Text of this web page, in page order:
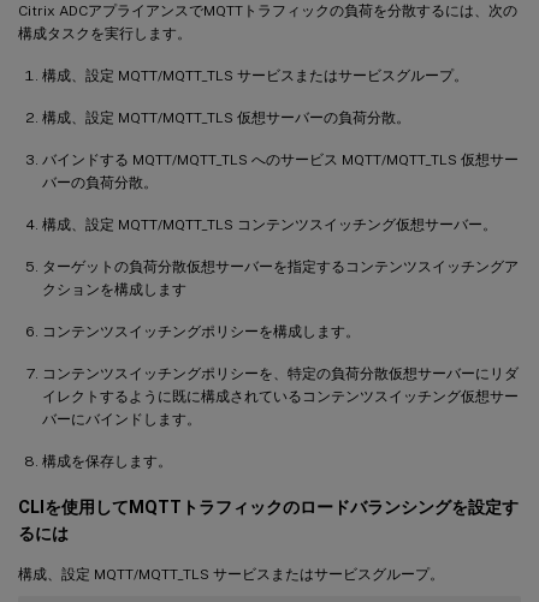
Citrix ADCアプライアンスでMQTTトラフィックの負荷を分散するには、次の
構成タスクを実行します。
構成、設定 MQTT/MQTT_TLS サービスまたはサービスグループ。
構成、設定 MQTT/MQTT_TLS 仮想サーバーの負荷分散。
バインドする MQTT/MQTT_TLS へのサービス MQTT/MQTT_TLS 仮想サー
バーの負荷分散。
構成、設定 MQTT/MQTT_TLS コンテンツスイッチング仮想サーバー。
ターゲットの負荷分散仮想サーバーを指定するコンテンツスイッチングア
クションを構成します
コンテンツスイッチングポリシーを構成します。
コンテンツスイッチングポリシーを、特定の負荷分散仮想サーバーにリダ
イレクトするように既に構成されているコンテンツスイッチング仮想サー
バーにバインドします。
構成を保存します。
CLIを使用してMQTTトラフィックのロードバランシングを設定す
るには
構成、設定 MQTT/MQTT_TLS サービスまたはサービスグループ。